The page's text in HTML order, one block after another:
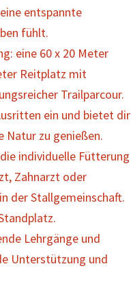
entspannte
fühlt.
eine 60 x 20 Meter
Reitplatz mit
Trailparcour.
ein und bietet dir
Natur zu genießen.
individuelle Fütterung
Zahnarzt oder
der Stallgemeinschaft.
Lehrgänge und
Unterstützung und